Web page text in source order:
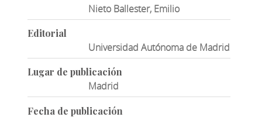
Nieto Ballester, Emilio
Editorial
Universidad Autónoma de Madrid
Lugar de publicación
Madrid
Fecha de publicación